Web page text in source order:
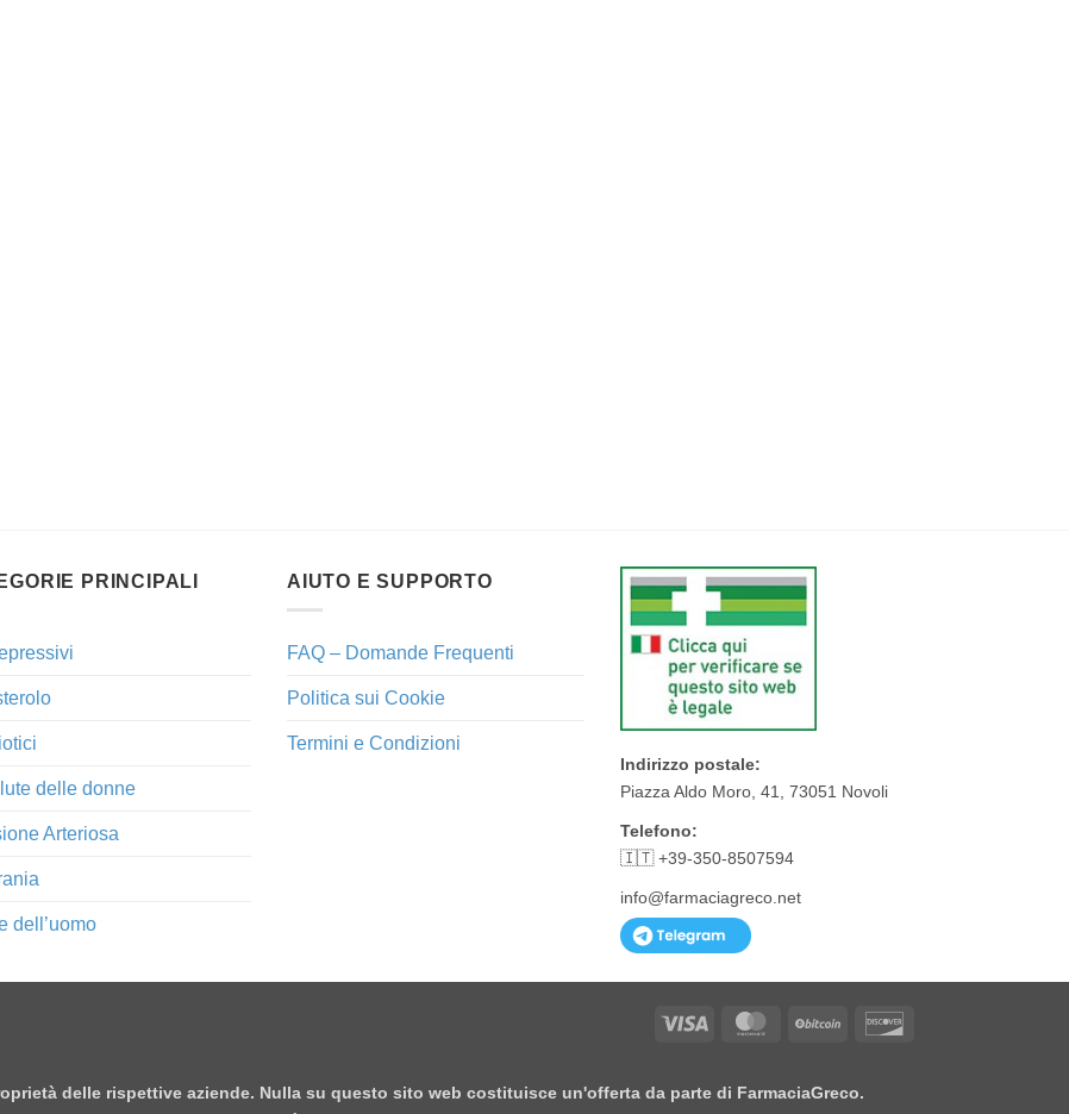
PRINCIPALI
delle donne
Arteriosa
dell’uomo
AIUTO E SUPPORTO
FAQ – Domande Frequenti
Politica sui Cookie
Termini e Condizioni
Indirizzo postale:
Piazza Aldo Moro, 41, 73051 Novoli
Telefono:
🇮🇹 +39-350-8507594
info@farmaciagreco.net
Visa MasterCardBitCoin
delle rispettive aziende. Nulla su questo sito web costituisce un'offerta da parte di FarmaciaGreco.